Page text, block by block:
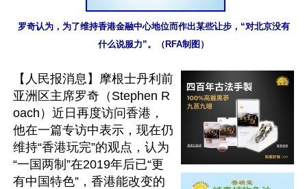
罗奇认为，为了维持香港金融中心地位而作出某些让步，“对北京没有
什么说服力”。（RFA制图）
【人民报消息】摩根士丹利前
亚洲区主席罗奇（Stephen R
oach）近日再度访问香港，
他在一篇专访中表示，现在仍
维持“香港玩完”的观点，认为
“一国两制”在2019年后已“更
有中国特色”，香港能改变的